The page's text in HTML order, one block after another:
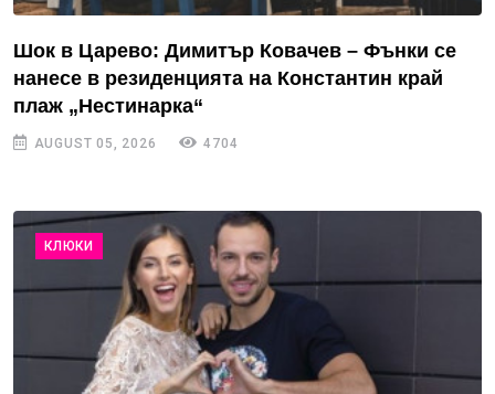
Шок в Царево: Димитър Ковачев – Фънки се
нанесе в резиденцията на Константин край
плаж „Нестинарка“
AUGUST 05, 2026 4704
КЛЮКИ